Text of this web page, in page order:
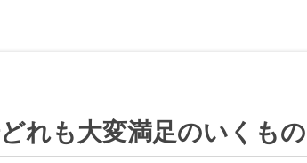
れも大変満足のいくも